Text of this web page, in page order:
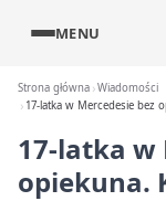
MENU
Strona główna Wiadomości
17-latka w Mercedesie bez
17-latka w
opiekuna.